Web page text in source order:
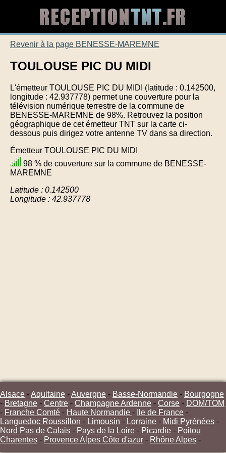
Revenir à la page BENESSE-MAREMNE
TOULOUSE PIC DU MIDI
L'émetteur TOULOUSE PIC DU MIDI (latitude : 0.142500,
longitude : 42.937778) permet une couverture pour la
télévision numérique terrestre de la commune de
BENESSE-MAREMNE de 98%. Retrouvez la position
géographique de cet émetteur TNT sur la carte ci-
dessous puis dirigez votre antenne TV dans sa direction.
Émetteur TOULOUSE PIC DU MIDI
98 % de couverture sur la commune de BENESSE-
MAREMNE
Latitude : 0.142500
Longitude : 42.937778
Alsace -Aquitaine -Auvergne - Basse-Normandie - Bourgogne
- Bretagne - Centre - Champagne Ardenne - Corse - DOM/TOM
- Franche Comté - Haute Normandie - Ile de France -
Languedoc Roussillon - Limousin - Lorraine - Midi Pyrénées -
Nord Pas de Calais - Pays de la Loire - Picardie - Poitou
Charentes - Provence Alpes Côte d'azur - Rhône Alpes -